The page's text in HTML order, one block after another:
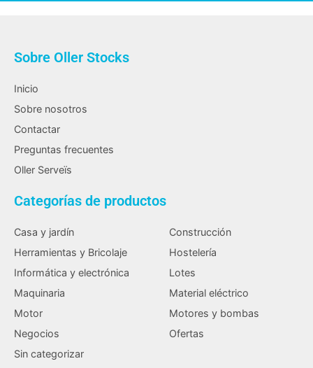
Sobre Oller Stocks
Inicio
Sobre nosotros
Contactar
Preguntas frecuentes
Oller Serveïs
Categorías de productos
Casa y jardín
Construcción
Herramientas y Bricolaje
Hostelería
Informática y electrónica
Lotes
Maquinaria
Material eléctrico
Motor
Motores y bombas
Negocios
Ofertas
Sin categorizar